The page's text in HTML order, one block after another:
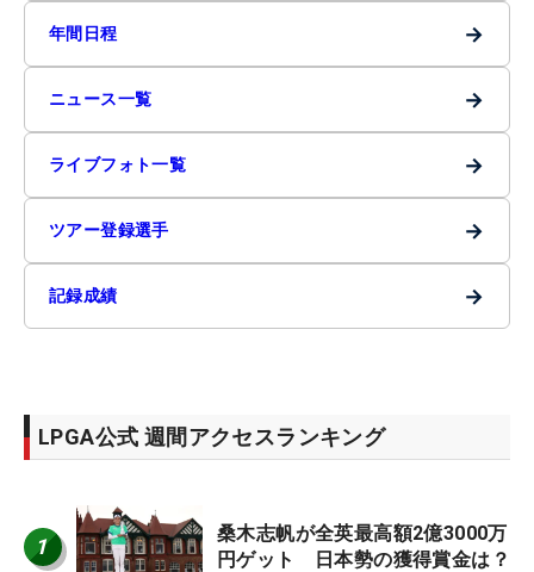
年間日程 →
ニュース一覧 →
ライブフォト一覧 →
ツアー登録選手 →
記録成績 →
LPGA公式 週間アクセスランキング
1
桑木志帆が全英最高額2億3000万
円ゲット 日本勢の獲得賞金は？